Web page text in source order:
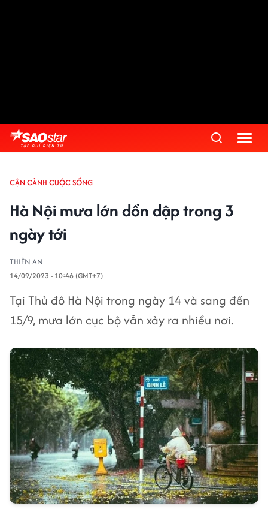
CẬN CẢNH CUỘC SỐNG
Hà Nội mưa lớn dồn dập trong 3
ngày tới
THIÊN AN
14/09/2023 - 10:46 (GMT+7)
Tại Thủ đô Hà Nội trong ngày 14 và sang đến
15/9, mưa lớn cục bộ vẫn xảy ra nhiều nơi.